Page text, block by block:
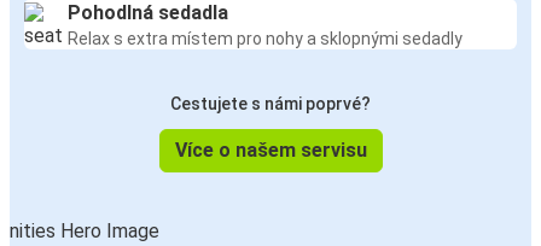
Pohodlná sedadla
Relax s extra místem pro nohy a sklopnými sedadly
Cestujete s námi poprvé?
Více o našem servisu